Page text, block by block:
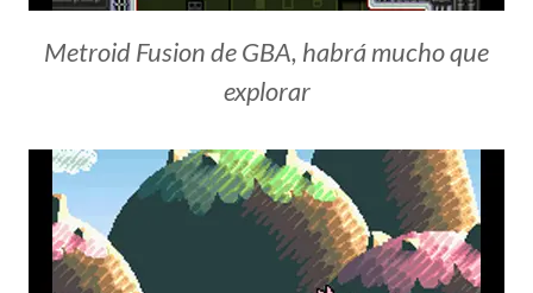
Metroid Fusion de GBA, habrá mucho que
explorar